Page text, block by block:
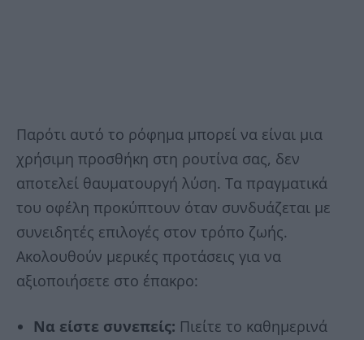
Παρότι αυτό το ρόφημα μπορεί να είναι μια
χρήσιμη προσθήκη στη ρουτίνα σας, δεν
αποτελεί θαυματουργή λύση. Τα πραγματικά
του οφέλη προκύπτουν όταν συνδυάζεται με
συνειδητές επιλογές στον τρόπο ζωής.
Ακολουθούν μερικές προτάσεις για να
αξιοποιήσετε στο έπακρο:
Να είστε συνεπείς: Πιείτε το καθημερινά